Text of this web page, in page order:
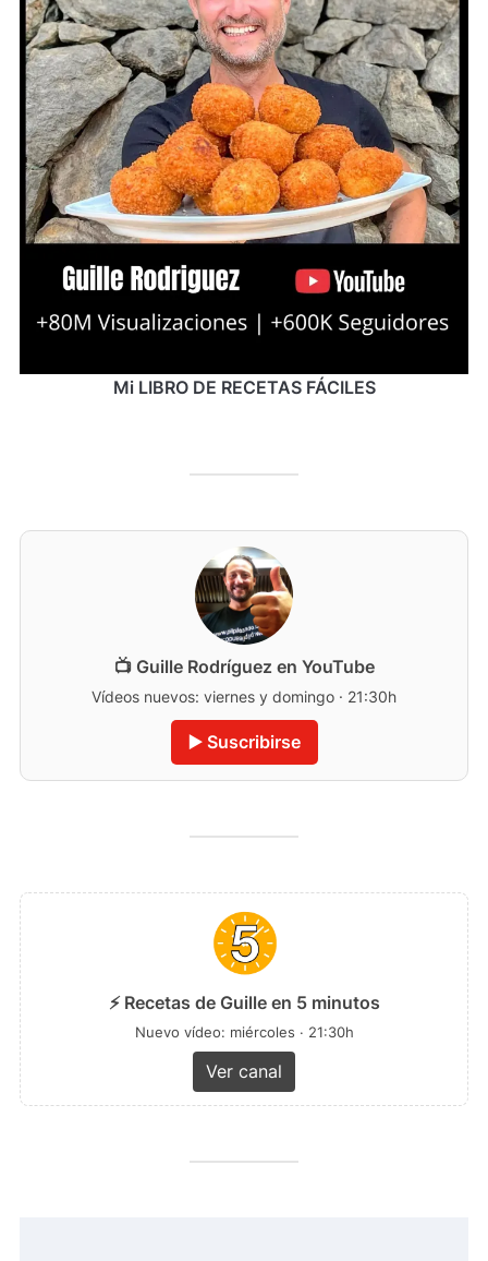
Mi LIBRO DE RECETAS FÁCILES
📺 Guille Rodríguez en YouTube
Vídeos nuevos: viernes y domingo · 21:30h
▶️ Suscribirse
⚡ Recetas de Guille en 5 minutos
Nuevo vídeo: miércoles · 21:30h
Ver canal